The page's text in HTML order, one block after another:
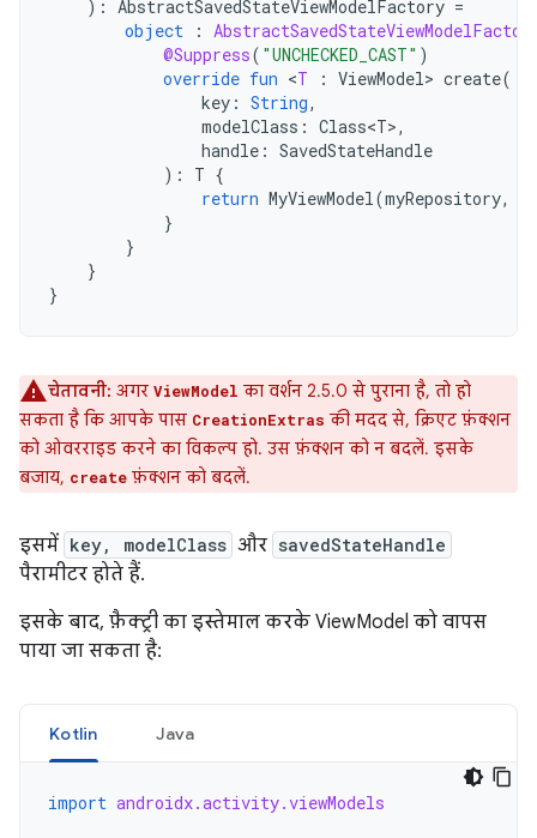
): AbstractSavedStateViewModelFactory =
object
:
@Suppress( "UNCHECKED_CAST" )
override fun <T : ViewModel> create(
key : String,
modelClass : Class<T>,
handle : SavedStateHandle
):
T {
return MyViewModel(myRepository,
}
}
}
}
चेतावनी: अगर ViewModel का वर्शन 2.5.0 से पुराना है, तो हो
सकता है कि आपके पास CreationExtras की मदद से, क्रिएट फ़ंक्शन
को ओवरराइड करने का विकल्प हो. उस फ़ंक्शन को न बदलें. इसके
बजाय, create फ़ंक्शन को बदलें.
इसमें key, modelClass और savedStateHandle
पैरामीटर होते हैं.
इसके बाद, फ़ैक्ट्री का इस्तेमाल करके ViewModel को वापस
पाया जा सकता है:
Kotlin Java
import androidx.activity.viewModels